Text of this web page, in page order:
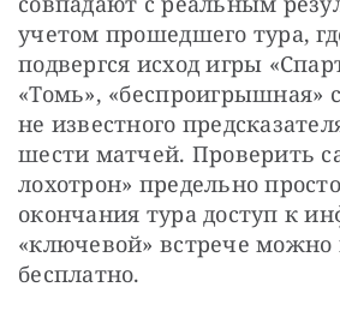
учетом прошедшего тура,
подвергся исход игры
«Томь», «беспроигрышная»
не известного
шести матчей. Проверить
лохотрон» предельно
окончания тура доступ к
«ключевой» встрече можно
бесплатно.